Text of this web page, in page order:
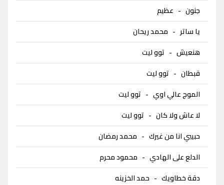
جنون - عظيم
يا ساتر - محمد ريحان
هنعيش - توو ليت
قبطان - توو ليت
الموج عالي اوي - توو ليت
لا عاش ولا كان - توو ليت
حبيبي انا من غيرك - محمد رمضان
الدلع على الهادي - محمود محرم
دقة خطاويك - حمد الخزينه